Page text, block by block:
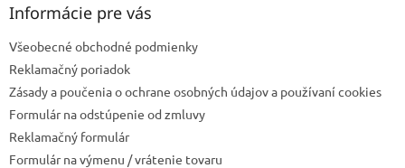
r
v
k
v
Informácie pre vás
Všeobecné obchodné podmienky
Reklamačný poriadok
Zásady a poučenia o ochrane osobných údajov a používaní cookies
Formulár na odstúpenie od zmluvy
Reklamačný formulár
Formulár na výmenu / vrátenie tovaru